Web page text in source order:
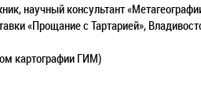
научный консультант
«Прощание с Тартарией»,
картографии ГИМ)